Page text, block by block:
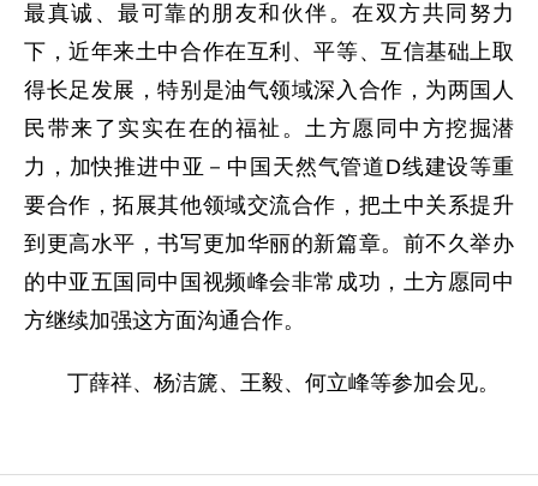
最真诚、最可靠的朋友和伙伴。在双方共同努力
下，近年来土中合作在互利、平等、互信基础上取
得长足发展，特别是油气领域深入合作，为两国人
民带来了实实在在的福祉。土方愿同中方挖掘潜
力，加快推进中亚－中国天然气管道D线建设等重
要合作，拓展其他领域交流合作，把土中关系提升
到更高水平，书写更加华丽的新篇章。前不久举办
的中亚五国同中国视频峰会非常成功，土方愿同中
方继续加强这方面沟通合作。
丁薛祥、杨洁篪、王毅、何立峰等参加会见。